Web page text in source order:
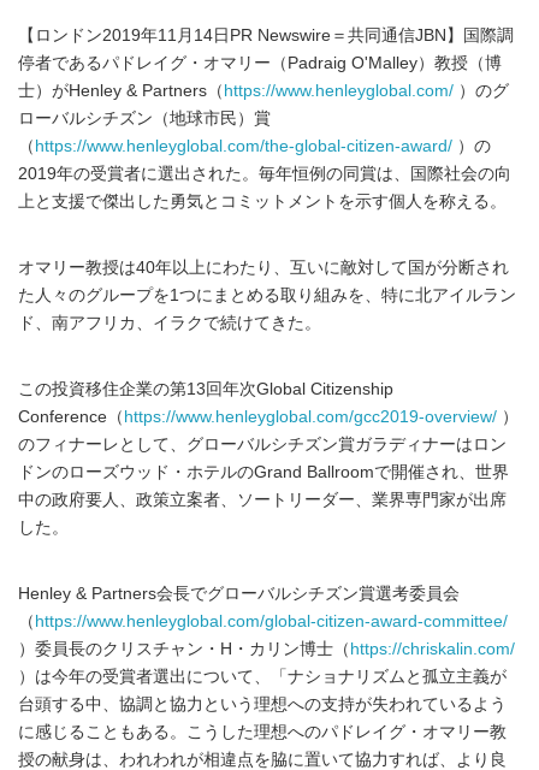
【ロンドン2019年11月14日PR Newswire＝共同通信JBN】国際調
停者であるパドレイグ・オマリー（Padraig O'Malley）教授（博
士）がHenley & Partners（ https://www.henleyglobal.com/ ）のグ
ローバルシチズン（地球市民）賞
（ https://www.henleyglobal.com/the-global-citizen-award/ ）の
2019年の受賞者に選出された。毎年恒例の同賞は、国際社会の向
上と支援で傑出した勇気とコミットメントを示す個人を称える。
オマリー教授は40年以上にわたり、互いに敵対して国が分断され
た人々のグループを1つにまとめる取り組みを、特に北アイルラン
ド、南アフリカ、イラクで続けてきた。
この投資移住企業の第13回年次Global Citizenship
Conference（ https://www.henleyglobal.com/gcc2019-overview/ ）
のフィナーレとして、グローバルシチズン賞ガラディナーはロン
ドンのローズウッド・ホテルのGrand Ballroomで開催され、世界
中の政府要人、政策立案者、ソートリーダー、業界専門家が出席
した。
Henley & Partners会長でグローバルシチズン賞選考委員会
（ https://www.henleyglobal.com/global-citizen-award-committee/
）委員長のクリスチャン・H・カリン博士（ https://chriskalin.com/
）は今年の受賞者選出について、「ナショナリズムと孤立主義が
台頭する中、協調と協力という理想への支持が失われているよう
に感じることもある。こうした理想へのパドレイグ・オマリー教
授の献身は、われわれが相違点を脇に置いて協力すれば、より良